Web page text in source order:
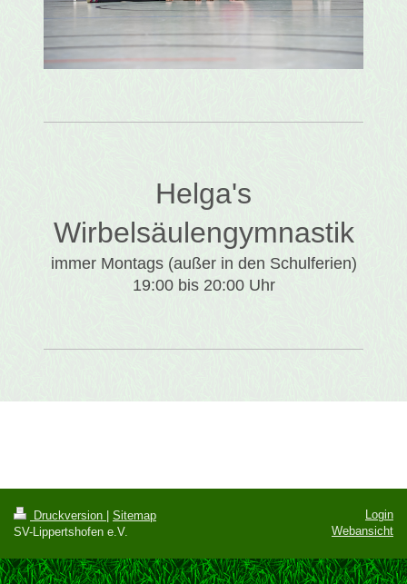
Helga's
Wirbelsäulengymnastik
immer Montags (außer in den Schulferien)
19:00 bis 20:00 Uhr
Druckversion
Sitemap
SV-Lippertshofen e.V.
Login
Webansicht